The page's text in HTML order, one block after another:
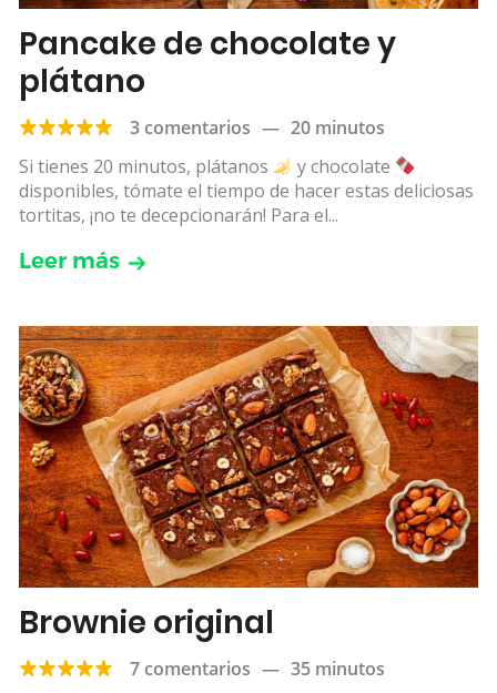
Pancake de chocolate y
plátano
3 comentarios — 20 minutos
Si tienes 20 minutos, plátanos
y chocolate
disponibles, tómate el tiempo de hacer estas deliciosas
tortitas, ¡no te decepcionarán! Para el...
Leer más
Brownie original
7 comentarios — 35 minutos